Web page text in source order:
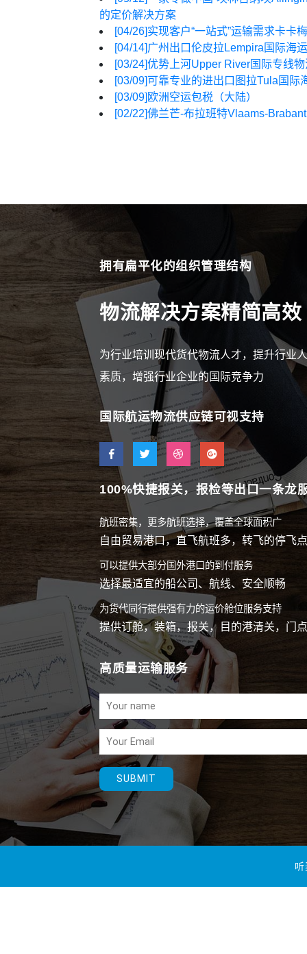
的定价解决方案
[04/26]实现客户“一站式”运输需求卡卡
[04/14]广州出口伦皮拉Lempira国际海
[03/24]优势上河Upper River国际专线
[03/09]可靠专业的进出口图拉Tula国际
[03/09] 欧洲空运包税（大陆）
[02/22]佛兰芒-布拉班特Vlaams-
拥有扁平化的组织管理结构
物流解决方案精简高效
为行业培训现代货代物流人才，提升行业
素质，增强行业企业的国际竞争力
国际航运物流供应链可视支持
100%快捷报关，报检等出口一条龙
航班密集，更多航班选择，覆盖全球面积广
自由贸易港口，直飞航班多，转飞的停飞
可以提供大部分国外港口的到付服务
选择最适宜的船公司、航线、安全顺畅
为货代同行提供强有力的运价舱位服务支持
提供订舱，装箱，报关，目的港清关，门
高质量运输服务